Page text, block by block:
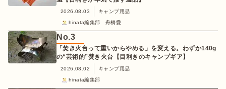
2026.08.03
キャンプ用品
hinata編集部 舟橋愛
No.3
「焚き火台って重いからやめる」を変える。わずか140g
の“芸術的”焚き火台【目利きのキャンプギア】
2026.08.02
キャンプ用品
hinata編集部